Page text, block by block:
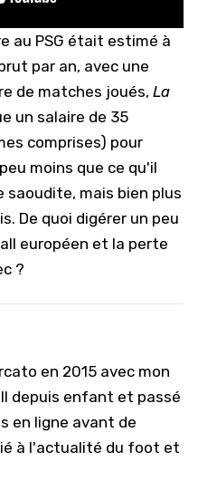
au PSG était estimé à
par an, avec une
de matches joués, La
un salaire de 35
comprises) pour
moins que ce qu'il
saoudite, mais bien plus
De quoi digérer un peu
européen et la perte
?
en 2015 avec mon
depuis enfant et passé
en ligne avant de
à l'actualité du foot et